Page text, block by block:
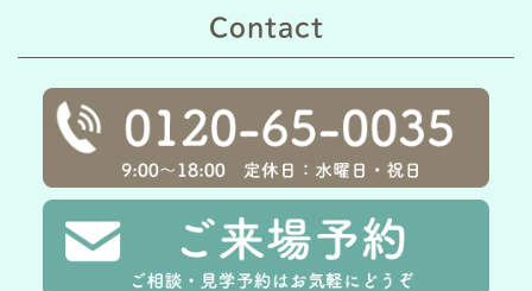
Contact